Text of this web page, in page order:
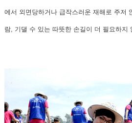
에서 외면당하거나 급작스러운 재해로 주저
람, 기댈 수 있는 따뜻한 손길이 더 필요하지